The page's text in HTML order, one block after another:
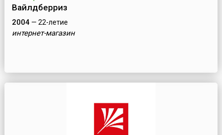
Вайлдберриз
2004— 22-летие
интернет-магазин